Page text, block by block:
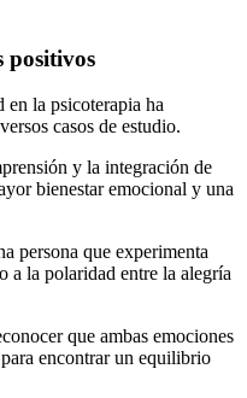
positivos
la psicoterapia ha
casos de estudio.
y la integración de
bienestar emocional y una
persona que experimenta
a la polaridad entre la alegría
que ambas emociones
encontrar un equilibrio